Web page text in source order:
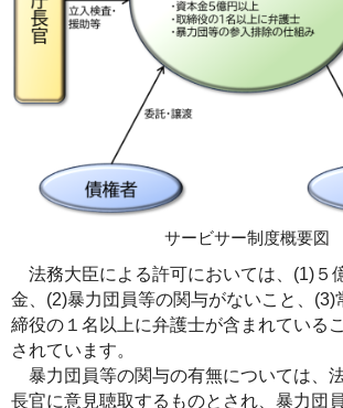
サービサー制度概要図
法務大臣による許可においては、(1)５
金、(2)暴力団員等の関与がないこと、(3)
締役の１名以上に弁護士が含まれている
されています。
暴力団員等の関与の有無については、
長官に意見聴取するものとされ、暴力団